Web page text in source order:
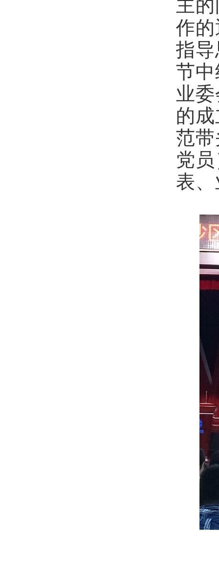
主
作
指
节
业
的
范
党
表